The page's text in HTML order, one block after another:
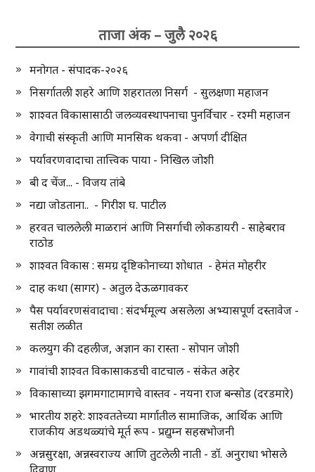
ताजा अंक – जुलै २०२६
मनोगत - संपादक-२०२६
निसर्गातली शहरे आणि शहरातला निसर्ग - सुलक्षणा महाजन
शाश्वत विकासासाठी जलव्यवस्थापनाचा पुनर्विचार - रश्मी महाजन
वेगाची संस्कृती आणि मानसिक थकवा - अपर्णा दीक्षित
पर्यावरणवादाचा तात्त्विक पाया - निखिल जोशी
बी द चेंज... - विजय तांबे
नद्या जोडताना.. - गिरीश घ. पाटील
हरवत चाललेली माळरानं आणि निसर्गाची लोकडायरी - साहेबराव
राठोड
शाश्वत विकास : समग्र दृष्टिकोनाच्या शोधात - हेमंत मोहरीर
दाह कथा (सागर) - अतुल देऊळगावकर
पैस पर्यावरणसंवादाचा : संदर्भमूल्य असलेला अभ्यासपूर्ण दस्तावेज -
सतीश लळीत
कलयुग की दहलीज, अज्ञान का रास्ता - सोपान जोशी
गावांची शाश्वत विकासाकडची वाटचाल - संकेत अहेर
विकासाच्या झगमगाटामागचे वास्तव - नयना राज बन्सोड (दरडमारे)
भारतीय शहरे: शाश्वततेच्या मार्गातील सामाजिक, आर्थिक आणि
राजकीय अडथळ्यांचे मूर्त रूप - प्रद्युम्न सहस्रभोजनी
अन्नसुरक्षा, अन्नस्वराज्य आणि तुटलेली नाती - डॉ. अनुराधा भोसले